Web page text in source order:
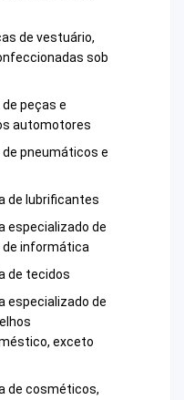
de vestuário,
sob
peças e
automotores
de pneumáticos e
de lubrificantes
especializado de
informática
de tecidos
especializado de
exceto
de cosméticos,